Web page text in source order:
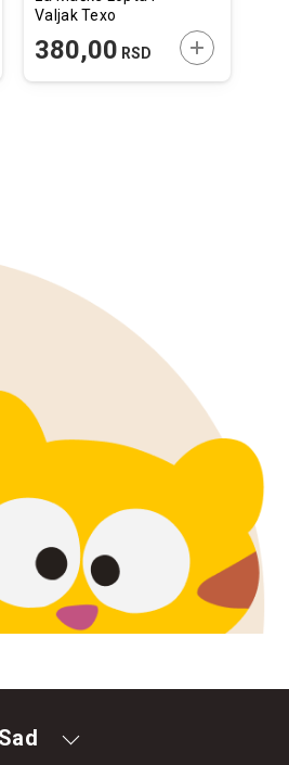
U KORPU
Valjak Texo
17x4x4cm
380,00 RSD DODAJTE U